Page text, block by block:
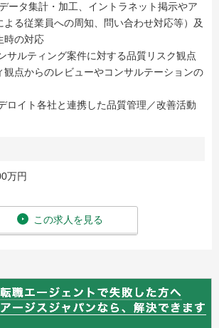
ータ集計・加工、イントラネット掲示やア
よる従業員への周知、問い合わせ対応等）及
時の対応
サルティング案件に対する品質リスク観点
観点からのレビューやコンサルテーションの
ロイト各社と連携した品質管理／改善活動
万円
この求人を見る